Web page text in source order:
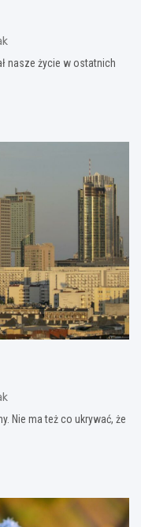
nasze życie w ostatnich
Nie ma też co ukrywać, że